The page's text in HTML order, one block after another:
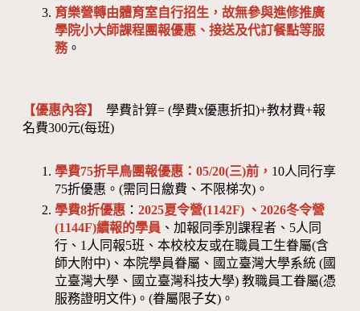
育樂營轉由體育室自行招生，故無參與進修推廣
學院小大師課程團報優惠、接送及代訂餐點等服
務。
【優惠內容】
學費計算= (學費x優惠折扣)+教材費+報
名費300元(每班)
學費75折早鳥團報優惠：05/20(三)前， 10人同行享
75折優惠。(需同日繳費、不限梯次)。
學費8折優惠 ：2025夏令營(1142F) 、2026冬令營
(1144F)續報的學員 、加報同季別課程者、5人同
行、1人同報5班、本校校友或在職員工生眷屬(含
師大附中)、本院學員眷屬、國立臺灣大學系統 (國
立臺灣大學、國立臺灣科技大學) 教職員工眷屬(憑
服務證明文件)。(眷屬限子女)。